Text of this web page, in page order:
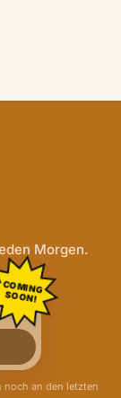
Morgen.
COMING
SOON!
an den letzten